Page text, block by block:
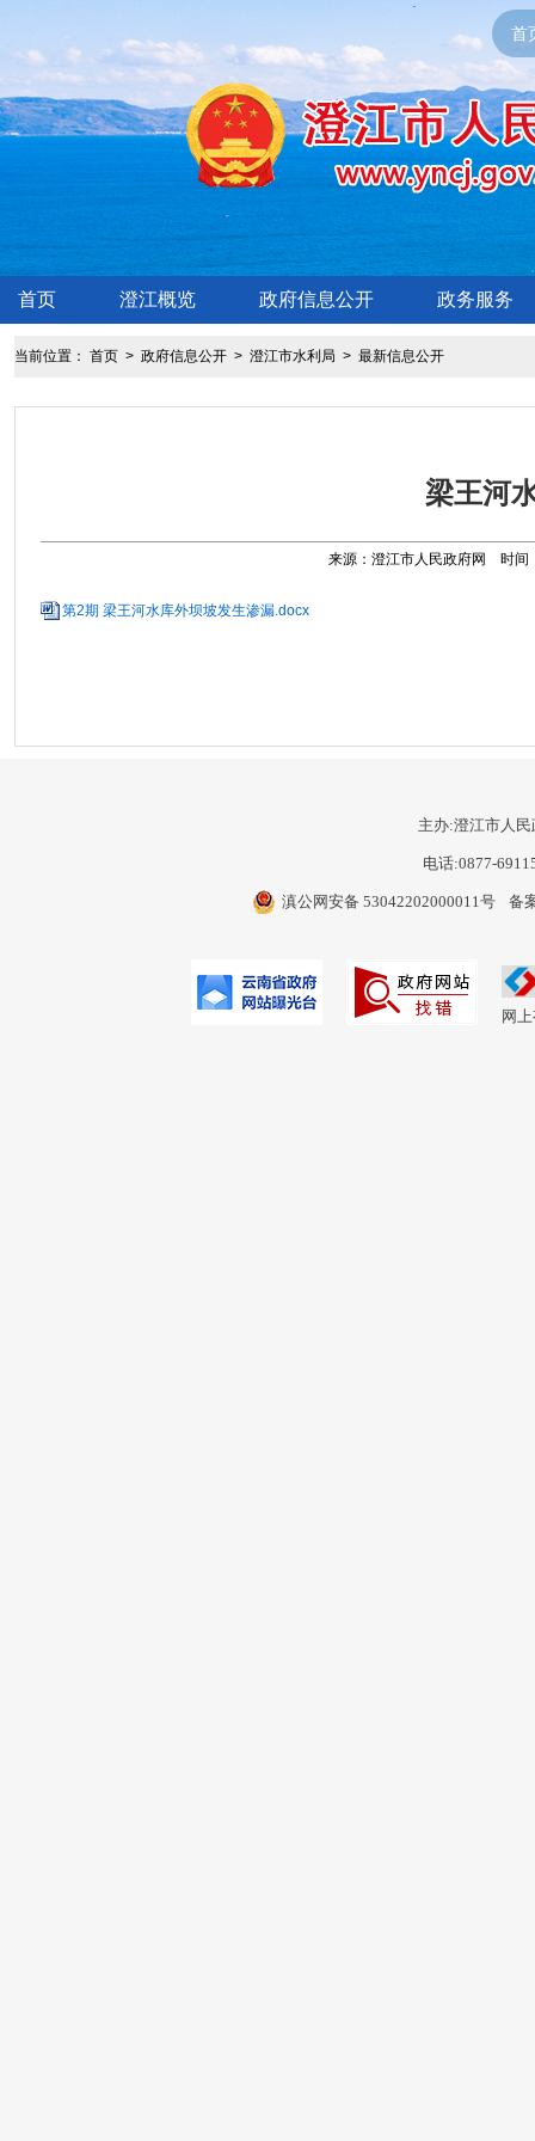
首
首页 澄江概览 政府信息公开 政务服务
当前位置： 首页> 政府信息公开> 澄江市水利局 > 最新信息公开
梁王河
来源：澄江市人民政府网 时间
第2期 梁王河水库外坝坡发生渗漏.docx
主办:澄江市人民
电话:0877-
滇公网安备 53042202000011号 备
网